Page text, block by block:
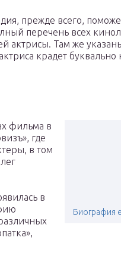
прежде всего,
перечень всех
актрисы. Там же
крадет
Биография
фильма в
где
в том
в